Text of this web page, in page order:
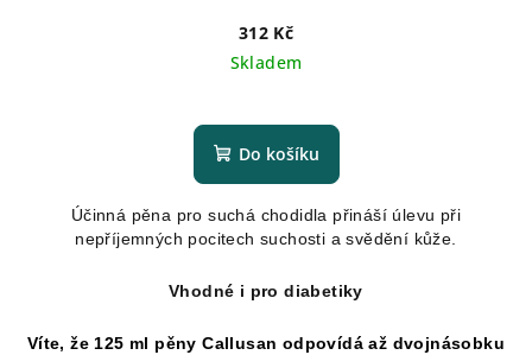
312 Kč
Skladem
hodnocení
produktu
z
5
Do košíku
Účinná pěna pro suchá chodidla přináší úlevu při
nepříjemných pocitech suchosti a svědění kůže.
Vhodné i pro diabetiky
Víte, že 125 ml pěny Callusan odpovídá až dvojnásobku